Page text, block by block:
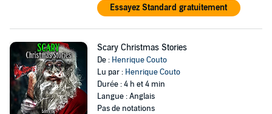
Essayez Standard gratuitement
Scary Christmas Stories
De : Henrique Couto
Lu par : Henrique Couto
Durée : 4 h et 4 min
Langue : Anglais
Pas de notations